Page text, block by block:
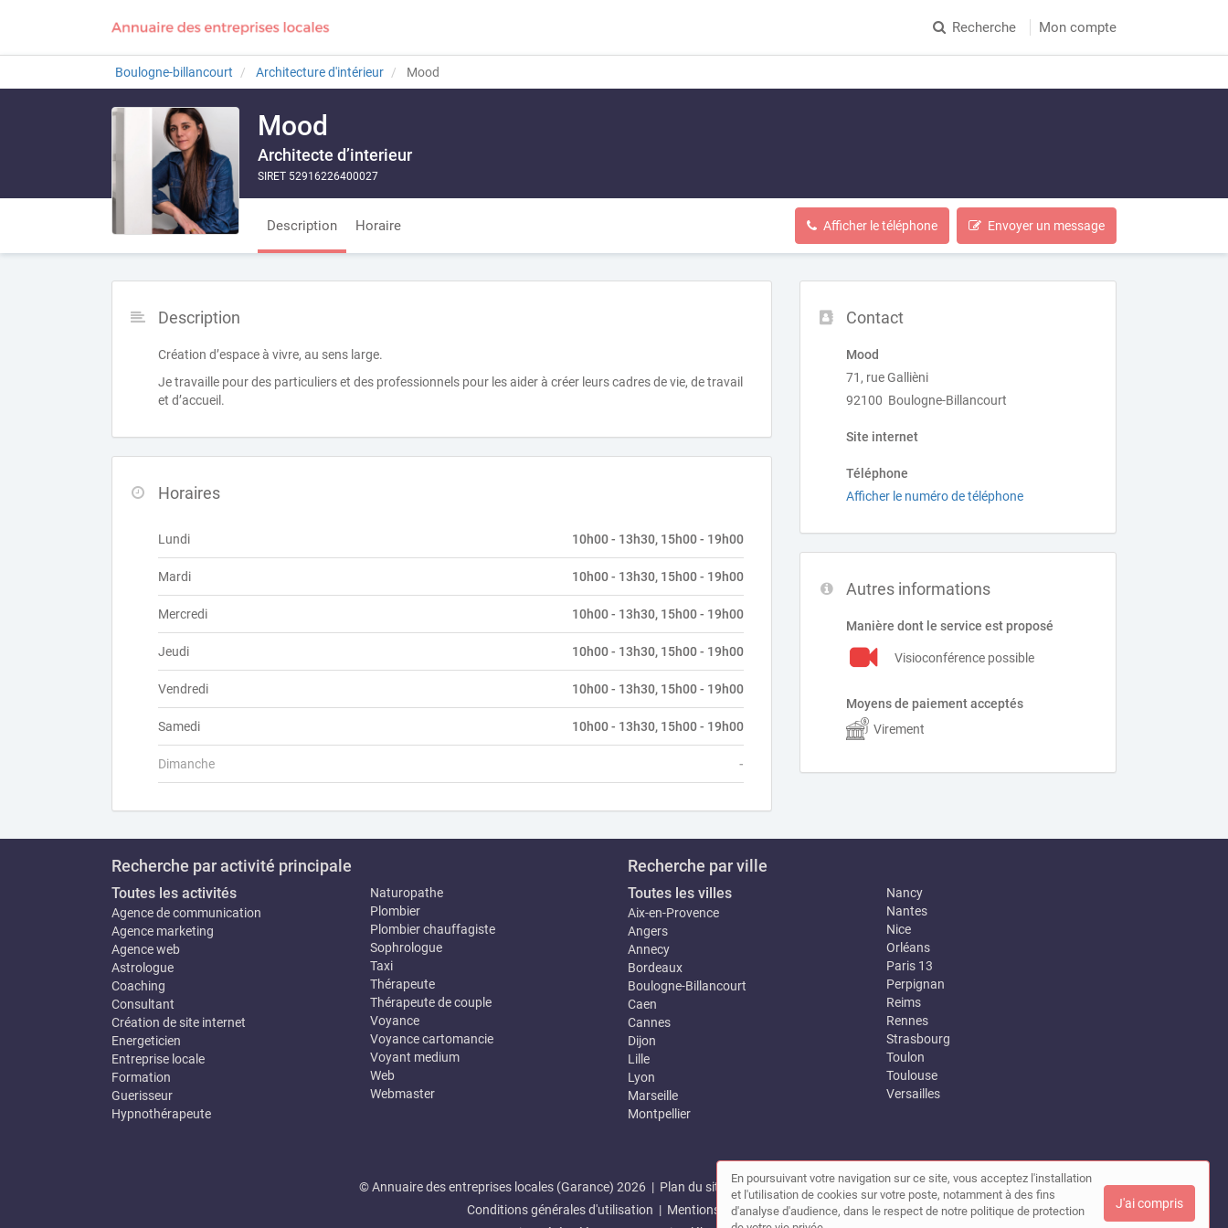
Recherche Mon compte
Boulogne-billancourt Architecture d'intérieur Mood
Mood
Architecte d’interieur
SIRET 52916226400027
Description Horaire Afficher le téléphone Envoyer un message
Contact
Mood
71, rue Gallièni
92100 Boulogne-Billancourt
Site internet
Téléphone
Afficher le numéro de téléphone
Autres informations
Manière dont le service est proposé
Visioconférence possible
Moyens de paiement acceptés
Virement
Description
Création d’espace à vivre, au sens large.
Je travaille pour des particuliers et des professionnels pour les aider à créer leurs cadres de vie, de travail
et d’accueil.
Horaires
Lundi 10h00 - 13h30, 15h00 - 19h00
Mardi 10h00 - 13h30, 15h00 - 19h00
Mercredi 10h00 - 13h30, 15h00 - 19h00
Jeudi 10h00 - 13h30, 15h00 - 19h00
Vendredi 10h00 - 13h30, 15h00 - 19h00
Samedi 10h00 - 13h30, 15h00 - 19h00
Dimanche -
Recherche par activité principale
Toutes les activités
Agence de communication
Agence marketing
Agence web
Astrologue
Coaching
Consultant
Création de site internet
Energeticien
Entreprise locale
Formation
Guerisseur
Hypnothérapeute
Naturopathe
Plombier
Plombier chauffagiste
Sophrologue
Taxi
Thérapeute
Thérapeute de couple
Voyance
Voyance cartomancie
Voyant medium
Web
Webmaster
Recherche par ville
Toutes les villes
Aix-en-Provence
Angers
Annecy
Bordeaux
Boulogne-Billancourt
Caen
Cannes
Dijon
Lille
Lyon
Marseille
Montpellier
Nancy
Nantes
Nice
Orléans
Paris 13
Perpignan
Reims
Rennes
Strasbourg
Toulon
Toulouse
Versailles
© Annuaire des entreprises locales (Garance) 2026 | Plan du site |Mon compte |Contact
Conditions générales d'utilisation | Mentions légales
En poursuivant votre navigation sur ce site, vous acceptez l'installation
et l'utilisation de cookies sur votre poste, notamment à des fins
d'analyse d'audience, dans le respect de notre politique de protection
J'ai compris